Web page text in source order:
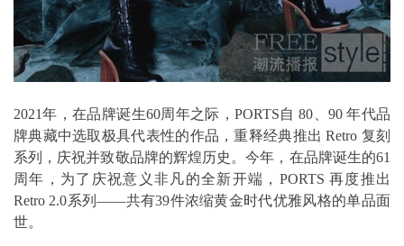
2021年，在品牌诞生60周年之际，PORTS自 80、90 年代品
牌典藏中选取极具代表性的作品，重释经典推出 Retro 复刻
系列，庆祝并致敬品牌的辉煌历史。今年，在品牌诞生的61
周年，为了庆祝意义非凡的全新开端，PORTS 再度推出
Retro 2.0系列——共有39件浓缩黄金时代优雅风格的单品面
世。